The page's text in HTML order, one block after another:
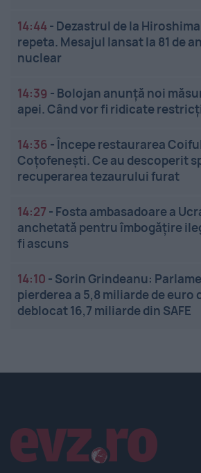
14:44- Dezastrul de la
repeta. Mesajul lansat la 81 de
nuclear
14:39 - Bolojan anunță noi
apei. Când vor fi ridicate
14:36 -Începe restaurarea
Coțofenești. Ce au descoperit
recuperarea tezaurului furat
14:27 - Fosta ambasadoare a
anchetată pentru îmbogățire
fi ascuns
14:10 - Sorin Grindeanu:
pierderea a 5,8 miliarde de euro
deblocat 16,7 miliarde din SAFE
Linkuri utile